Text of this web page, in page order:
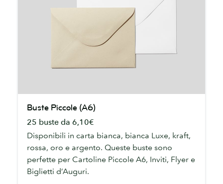
Piccole
(A6)
Buste Piccole (A6)
25 buste da 6,10€
Disponibili in carta bianca, bianca Luxe, kraft,
rossa, oro e argento. Queste buste sono
perfette per Cartoline Piccole A6, Inviti, Flyer e
Biglietti d’Auguri.